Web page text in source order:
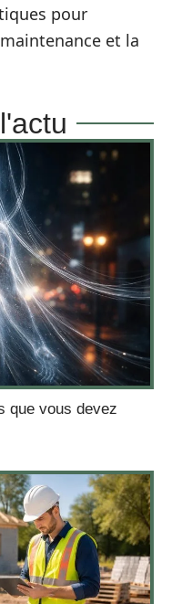
pour
et la
que vous devez